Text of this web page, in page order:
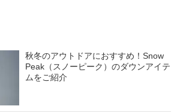
秋冬のアウトドアにおすすめ！Snow
Peak（スノーピーク）のダウンアイテ
ムをご紹介